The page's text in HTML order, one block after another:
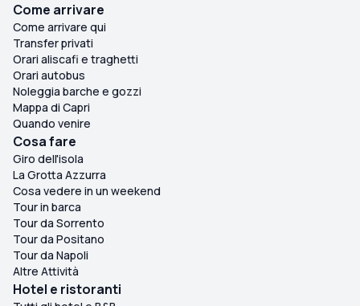
Come arrivare
Come arrivare qui
Transfer privati
Orari aliscafi e traghetti
Orari autobus
Noleggia barche e gozzi
Mappa di Capri
Quando venire
Cosa fare
Giro dell'isola
La Grotta Azzurra
Cosa vedere in un weekend
Tour in barca
Tour da Sorrento
Tour da Positano
Tour da Napoli
Altre Attività
Hotel e ristoranti